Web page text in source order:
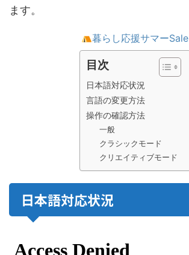
ます。
暮らし応援サマーSale
目次
日本語対応状況
言語の変更方法
操作の確認方法
一般
クラシックモード
クリエイティブモード
日本語対応状況